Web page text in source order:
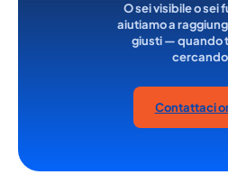
O sei visibile o sei
aiutiamo a
giusti — quando
Contattaci